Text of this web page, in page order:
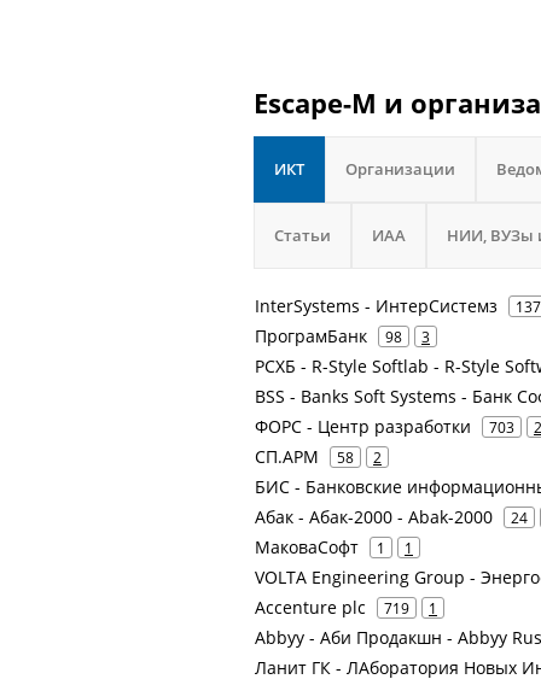
Escape-M и
ИКТ Организации
Статьи ИАА НИИ, ВУЗы
InterSystems - ИнтерСистемз 137
ПрограмБанк 98 3
РСХБ - R-Style Softlab - R-Style
BSS - Banks Soft Systems - Банк
ФОРС - Центр разработки
703 2
СП.АРМ 58 2
БИС - Банковские
Абак - Абак-2000 - Abak-2000
24
МаковаСофт 1 1
VOLTA Engineering Group -
Accenture plc
719 1
Abbyy - Аби Продакшн - Abbyy
Ланит ГК - ЛАборатория Новых